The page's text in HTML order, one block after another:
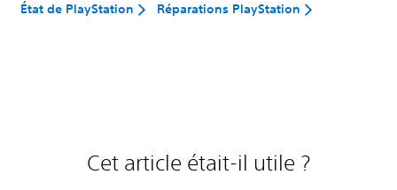
État de PlayStation Réparations PlayStation
Cet article était-il utile ?